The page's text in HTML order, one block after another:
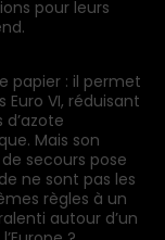
pour leurs
papier : il permet
VI, réduisant
Mais son
secours pose
ne sont pas les
règles à un
autour d’un